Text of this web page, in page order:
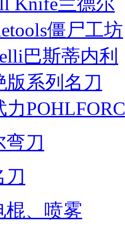
僵尸工坊
巴斯蒂内利
版系列名刀
力
弯刀
刀
棍、喷雾